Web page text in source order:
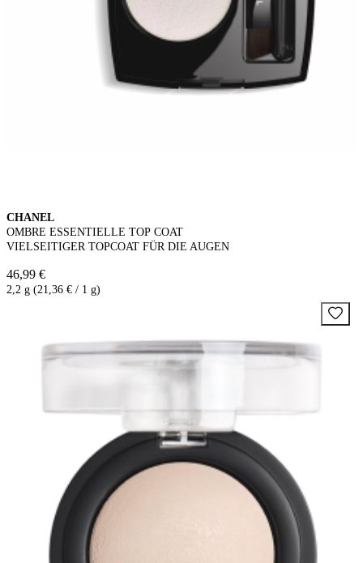
CHANEL
OMBRE ESSENTIELLE TOP COAT
VIELSEITIGER TOPCOAT FÜR DIE AUGEN
46,99 €
2,2 g (21,36 € / 1 g)